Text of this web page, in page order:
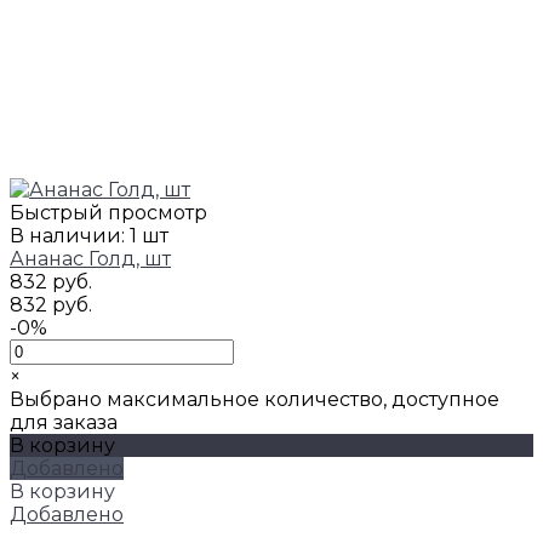
Быстрый просмотр
В наличии: 1 шт
Ананас Голд, шт
832 руб.
832 руб.
-0%
×
Выбрано максимальное количество, доступное
для заказа
В корзину
Добавлено
В корзину
Добавлено